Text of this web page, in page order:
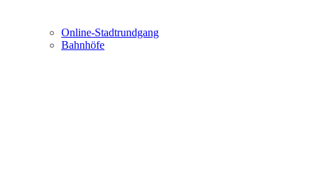
Online-Stadtrundgang
Bahnhöfe